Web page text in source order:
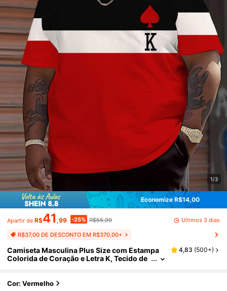
1/3
Economize R$14,00
Apartir de R$41 ,99 -25% R$55,99 Últimos 3 dias
R$37,00 DE DESCONTO EM R$370,00+
Camiseta Masculina Plus Size com Estampa
Colorida de Coração e Letra K, Tecido de
4,83 (500+)
Cor: Vermelho